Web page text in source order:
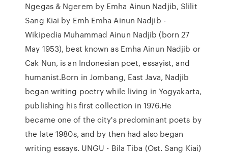
Ngegas & Ngerem by Emha Ainun Nadjib, Slilit
Sang Kiai by Emh Emha Ainun Nadjib -
Wikipedia Muhammad Ainun Nadjib (born 27
May 1953), best known as Emha Ainun Nadjib or
Cak Nun, is an Indonesian poet, essayist, and
humanist.Born in Jombang, East Java, Nadjib
began writing poetry while living in Yogyakarta,
publishing his first collection in 1976.He
became one of the city's predominant poets by
the late 1980s, and by then had also began
writing essays. UNGU - Bila Tiba (Ost. Sang Kiai)